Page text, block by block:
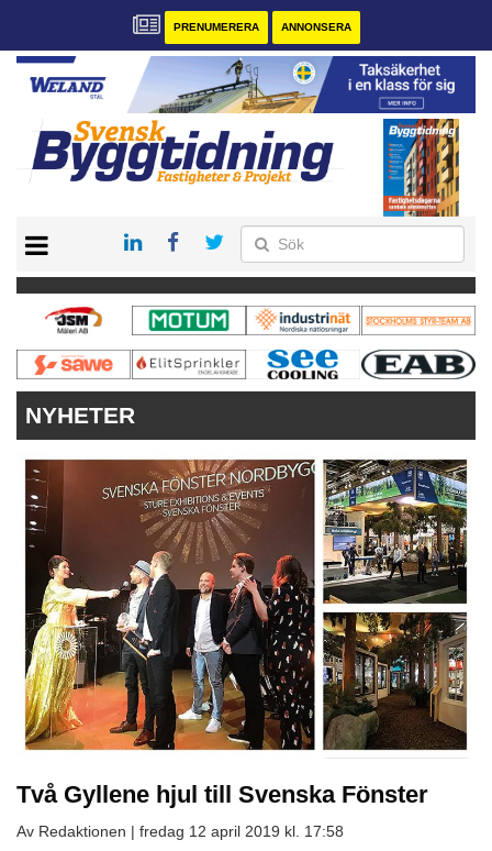
PRENUMERERA ANNONSERA
PRENUMERERA
VÅRA ANDRA MAGASIN
ANNONSERA
KONTAKT
NYHETER
Två Gyllene hjul till Svenska Fönster
Av Redaktionen | fredag 12 april 2019 kl. 17:58